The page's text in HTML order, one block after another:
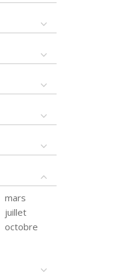
mars
juillet
octobre